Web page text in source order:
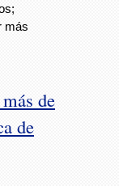
más
de
de